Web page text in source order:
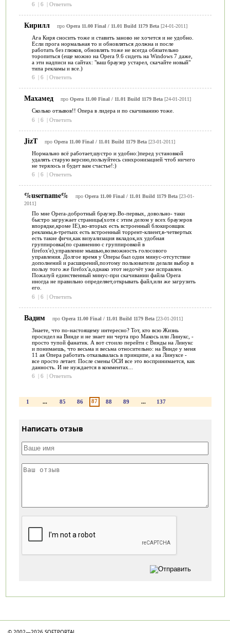
6
| 6 | Ответить
Кирилл про Opera 11.00 Final / 11.01 Build 1179 Beta[24-01-2011]
Ага Киря сносить тоже и ставить заново не хочется и не удобно.
Если прога нормальная то и обновляться должна и после
работать без глюков, обновлять тоже не всегда обязательно
торопиться (еще можно на Opera 9.6 сидеть на Windows 7 даже,
а эти надписи на сайтах: "ваш браузер устарел, скачайте новый"
типа рекламы и все.)
6
| 6 | Ответить
Махамед про Opera 11.00 Final / 11.01 Build 1179 Beta[24-01-2011]
Сколько отзывов!! Опера в лидера и по скачиванию тоже.
6
| 6 | Ответить
JizT про Opera 11.00 Final / 11.01 Build 1179 Beta[23-01-2011]
Нормально всё работает,шустро и удобно:)перед установкой
удалять старую версию,пользуйтесь синхронизацией чтоб ничего
не терялось и будет вам счастье!:)
6
| 6 | Ответить
%username% про Opera 11.00 Final / 11.01 Build 1179 Beta[23-01-
2011]
По мне Opera-добротный браузер.Во-первых, довольно- таки
быстро загружает страницы(хотя с этим делом у всех браузеров
впорядке,кроме IE),во-вторых есть встроенный блокировщик
рекламы,в-третьих есть встроенный торрент-клиент,в-четвертых
есть такие фичи,как визуализация вкладок,их удобная
группировка(по сравнению с группировкой в
firefox'е),управление мышью,возможность голосового
управления. Долгое время у Оперы был один минус-отсутствие
дополнений и расширений,поэтому пользователи делали выбор в
пользу того же firefox'а,однако этот недочёт уже исправлен.
Пожалуй единственный минус-при скачивании файла Opera
иногда не правильно определяет,открывать файл,или же загрузить
его.
6
| 6 | Ответить
Вадим про Opera 11.00 Final / 11.01 Build 1179 Beta[23-01-2011]
Знаете, что по-настоящему интересно? Тот, кто всю Жизнь
просидел на Винде и не знает ни черта про Макось или Линукс, -
просто тупой фанатик. А вот стоило перейти с Винды на Линукс
и понимаешь, что весьма и весьма относительно: на Винде у меня
11 ая Опера работать отказывалась в принципе, а на Линуксе -
все просто летает. После смены ОСИ все это воспринимается, как
данность. И не нуждается в комментах...
6
| 6 | Ответить
1 ... 85 86 87 88 89 ... 137
Написать отзыв